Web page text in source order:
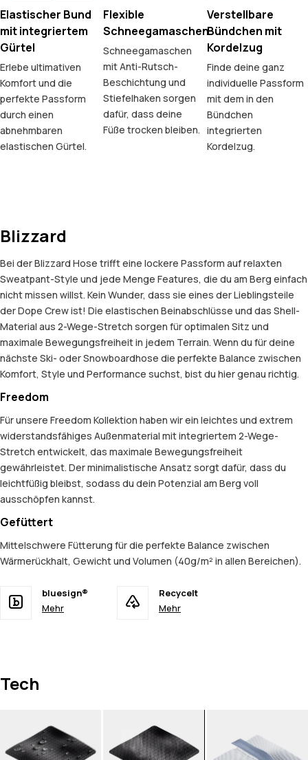
Elastischer Bund
mit integriertem
Gürtel
Erlebe ultimativen
Komfort und die
perfekte Passform
durch einen
abnehmbaren
elastischen Gürtel.
Flexible
Schneegamaschen
Schneegamaschen
mit Anti-Rutsch-
Beschichtung und
Stiefelhaken sorgen
dafür, dass deine
Füße trocken bleiben.
Verstellbare
Bündchen mit
Kordelzug
Finde deine ganz
individuelle Passform
mit dem in den
Bündchen
integrierten
Kordelzug.
Blizzard
Bei der Blizzard Hose trifft eine lockere Passform auf relaxten
Sweatpant-Style und jede Menge Features, die du am Berg einfach
nicht missen willst. Kein Wunder, dass sie eines der Lieblingsteile
der Dope Crew ist! Die elastischen Beinabschlüsse und das Shell-
Material aus 2-Wege-Stretch sorgen für optimalen Sitz und
maximale Bewegungsfreiheit in jedem Terrain. Wenn du für deine
nächste Ski- oder Snowboardhose die perfekte Balance zwischen
Komfort, Style und Performance suchst, bist du hier genau richtig.
Freedom
Für unsere Freedom Kollektion haben wir ein leichtes und extrem
widerstandsfähiges Außenmaterial mit integriertem 2-Wege-
Stretch entwickelt, das maximale Bewegungsfreiheit
gewährleistet. Der minimalistische Ansatz sorgt dafür, dass du
leichtfüßig bleibst, sodass du dein Potenzial am Berg voll
ausschöpfen kannst.
Gefüttert
Mittelschwere Fütterung für die perfekte Balance zwischen
Wärmerückhalt, Gewicht und Volumen (40g/m² in allen Bereichen).
bluesign®
Mehr
Recycelt
Mehr
Tech